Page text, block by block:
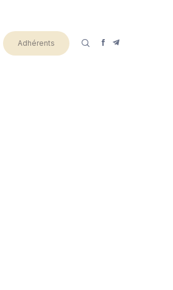
Adhérents